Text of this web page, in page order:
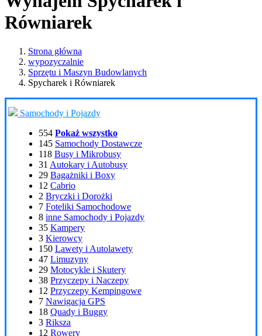
Równiarek
Strona główna
wypozyczalnie
Sprzętu i Maszyn Budowlanych
Spycharek i Równiarek
Samochody i Pojazdy
554 Pokaż wszystko
145 Samochody Dostawcze
118 Busy i Mikrobusy
31 Autokary i Autobusy
29 Bagażniki i Boxy
12 Cabrio
2 Bryczki i Dorożki
7 Foteliki Samochodowe
8 inne Samochody i Pojazdy
35 Kampery
3 Kierowcy
150 Lawety i Autolawety
47 Limuzyny
29 Motocykle i Skutery
38 Przyczepy i Naczepy
12 Przyczepy Kempingowe
7 Nawigacja GPS
18 Quady i Buggy
3 Riksza
12 Rowery